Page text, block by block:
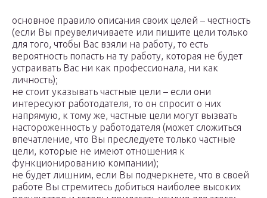
основное правило описания своих целей – честность
(если Вы преувеличиваете или пишите цели только
для того, чтобы Вас взяли на работу, то есть
вероятность попасть на ту работу, которая не будет
устраивать Вас ни как профессионала, ни как
личность);
не стоит указывать частные цели – если они
интересуют работодателя, то он спросит о них
напрямую, к тому же, частные цели могут вызвать
настороженность у работодателя (может сложиться
впечатление, что Вы преследуете только частные
цели, которые не имеют отношения к
функционированию компании);
не будет лишним, если Вы подчеркнете, что в своей
работе Вы стремитесь добиться наиболее высоких